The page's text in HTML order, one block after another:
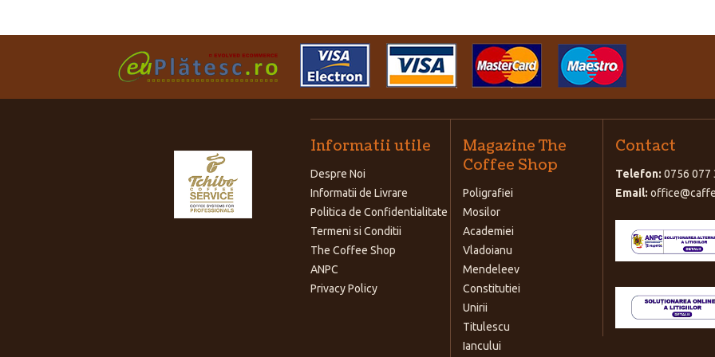
Informatii utile
Despre Noi
Informatii de Livrare
Politica de Confidentialitate
Termeni si Conditii
The Coffee Shop
ANPC
Privacy Policy
Magazine The
Coffee Shop
Poligrafiei
Mosilor
Academiei
Vladoianu
Mendeleev
Constitutiei
Unirii
Titulescu
Iancului
Contact
Telefon: 0756 077
Email: